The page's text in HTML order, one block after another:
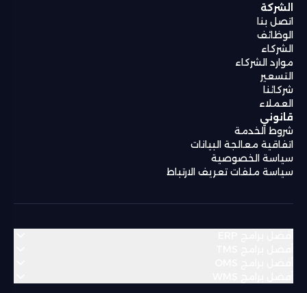
الشركة
اتصل بنا
الوظائف
الشركاء
موارد الشركاء
التسعير
شركائنا
العملاء
قانوني
شروط الخدمة
اتفاقية معالجة البيانات
سياسة الخصوصية
سياسة ملفات تعريف الارتباط
منطقة الشرق الأوسط وشمال أفريقيا